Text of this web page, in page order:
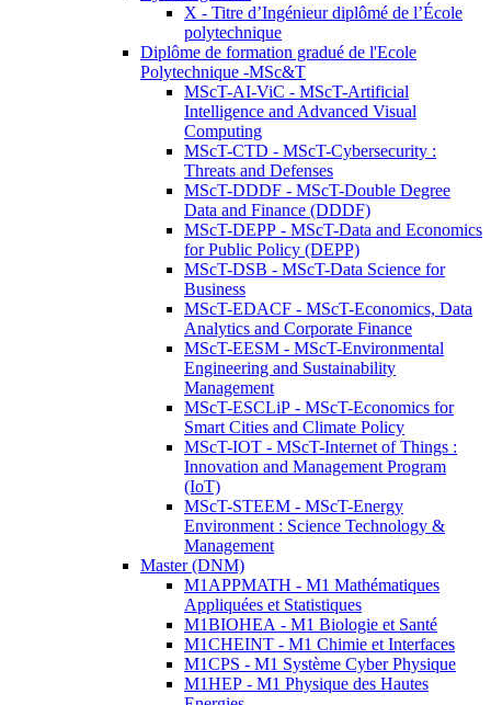
X - Titre d’Ingénieur diplômé de l’École
polytechnique
Diplôme de formation gradué de l'Ecole
Polytechnique -MSc&T
MScT-AI-ViC - MScT-Artificial
Intelligence and Advanced Visual
Computing
MScT-CTD - MScT-Cybersecurity :
Threats and Defenses
MScT-DDDF - MScT-Double Degree
Data and Finance (DDDF)
MScT-DEPP - MScT-Data and Economics
for Public Policy (DEPP)
MScT-DSB - MScT-Data Science for
Business
MScT-EDACF - MScT-Economics, Data
Analytics and Corporate Finance
MScT-EESM - MScT-Environmental
Engineering and Sustainability
Management
MScT-ESCLiP - MScT-Economics for
Smart Cities and Climate Policy
MScT-IOT - MScT-Internet of Things :
Innovation and Management Program
(IoT)
MScT-STEEM - MScT-Energy
Environment : Science Technology &
Management
Master (DNM)
M1APPMATH - M1 Mathématiques
Appliquées et Statistiques
M1BIOHEA - M1 Biologie et Santé
M1CHEINT - M1 Chimie et Interfaces
M1CPS - M1 Système Cyber Physique
M1HEP - M1 Physique des Hautes